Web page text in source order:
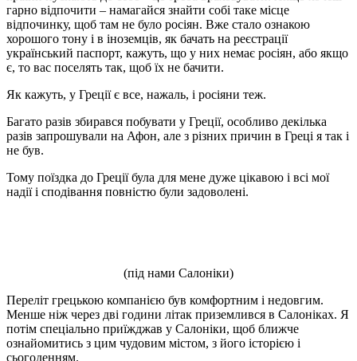
гарно відпочити – намагайся знайти собі таке місце
відпочинку, щоб там не було росіян. Вже стало ознакою
хорошого тону і в іноземців, як бачать на реєстрації
український паспорт, кажуть, що у них немає росіян, або якщо
є, то вас поселять так, щоб їх не бачити.
Як кажуть, у Греції є все, нажаль, і росіяни теж.
Багато разів збирався побувати у Греції, особливо декілька
разів запрошували на Афон, але з різних причин в Греці я так і
не був.
Тому поїздка до Греції була для мене дуже цікавою і всі мої
надії і сподівання повністю були задоволені.
(під нами Салоніки)
Переліт грецькою компанією був комфортним і недовгим.
Менше ніж через дві години літак приземлився в Салоніках. Я
потім спеціально приїжджав у Салоніки, щоб ближче
ознайомитись з цим чудовим містом, з його історією і
сьогоденням.